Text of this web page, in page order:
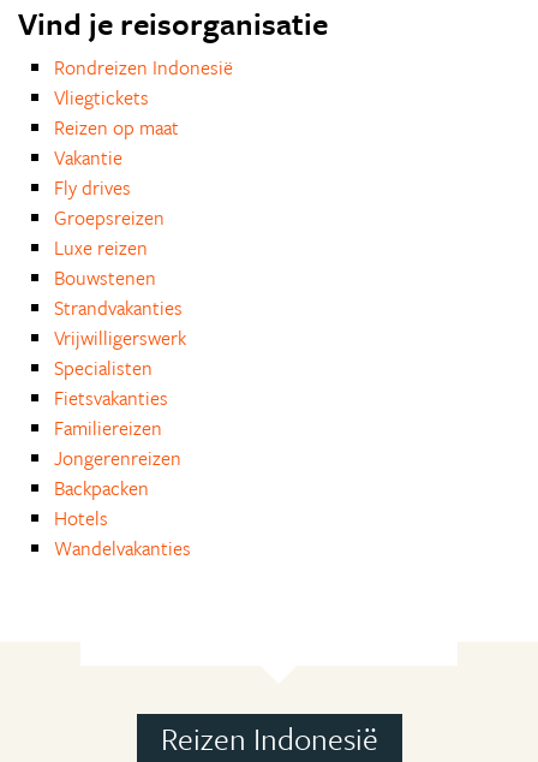
Vind je reisorganisatie
Rondreizen Indonesië
Vliegtickets
Reizen op maat
Vakantie
Fly drives
Groepsreizen
Luxe reizen
Bouwstenen
Strandvakanties
Vrijwilligerswerk
Specialisten
Fietsvakanties
Familiereizen
Jongerenreizen
Backpacken
Hotels
Wandelvakanties
Reizen Indonesië